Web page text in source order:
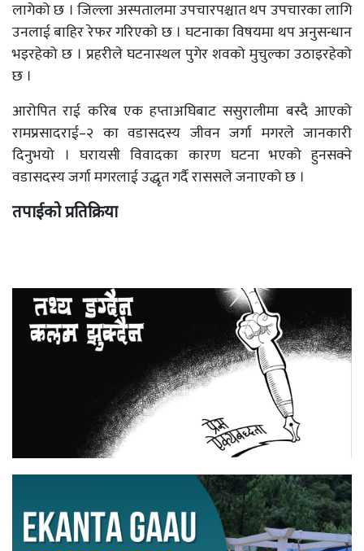
लागेको छ । जिल्ला अस्पतालमा उपचारपश्चात थप उपचारका लागि
उनलाई बाहिर रेफर गरिएको छ । घटनाका विषयमा थप अनुसन्धान
भइरहेको छ । प्रहरीले घटनास्थल पुगेर शवको मुचुल्का उठाइरहेको
छ ।
आरोपित राई करिब एक हप्ताअघिबाट ससुरालीमा बस्दै आएको
रामप्रसादराई–२ का वडासदस्य जीवन जर्गा मगरले जानकारी
दिनुभयो । घरायसी विवादका कारण घटना भएको हुनसक्ने
वडासदस्य जर्गा मगरलाई उद्धृत गर्दै राससले जनाएको छ ।
तपाईको प्रतिक्रिया